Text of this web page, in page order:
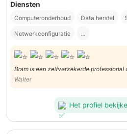
Diensten
Computeronderhoud Data herstel
Netwerkconfiguratie ...
Bram is een zelfverzekerde professional
Wij waren bijzonder tevreden over de
Bram heeft dit zeer vlot en efficiënt
perfect kunnen beantwoorden. Wij
Walter
Het profiel